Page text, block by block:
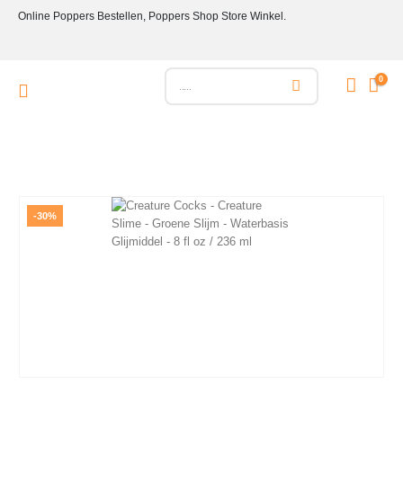
Online Poppers Bestellen, Poppers Shop Store Winkel.
0
-30%